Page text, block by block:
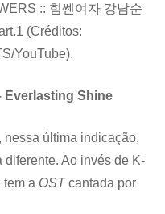
:: 힘쎈여자 강남순
(Créditos:
YouTube).
Everlasting Shine
nessa última indicação,
diferente. Ao invés de K-
tem a OSTcantada por